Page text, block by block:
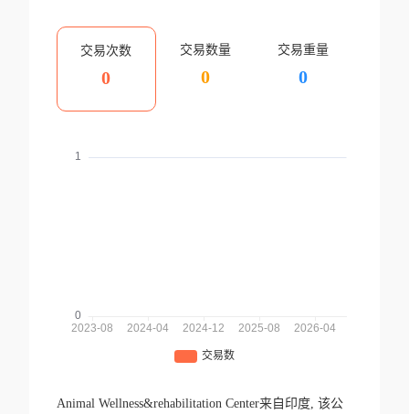
交易次数
0
交易数量
0
交易重量
0
Animal Wellness&rehabilitation Center来自印度, 该公